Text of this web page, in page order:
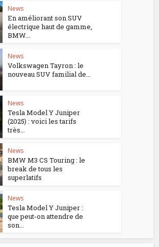
News
En améliorant son SUV
électrique haut de gamme,
BMW...
News
Volkswagen Tayron : le
nouveau SUV familial de...
News
Tesla Model Y Juniper
(2025) : voici les tarifs
très...
News
BMW M3 CS Touring : le
break de tous les
superlatifs
News
Tesla Model Y Juniper :
que peut-on attendre de
son...